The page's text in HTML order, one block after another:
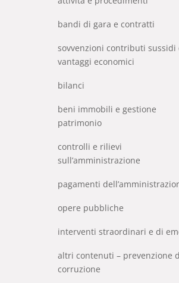
bandi di gara e contratti
sovvenzioni contributi sussidi
vantaggi economici
bilanci
beni immobili e gestione
patrimonio
controlli e rilievi
sull’amministrazione
pagamenti
opere pubbliche
interventi straordinari e di
altri contenuti – prevenzione
corruzione